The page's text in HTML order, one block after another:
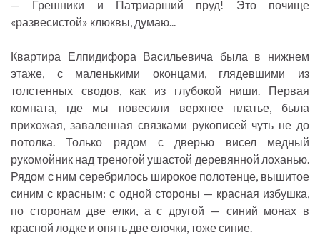
— Грешники и Патриарший пруд! Это почище
«развесистой» клюквы, думаю...
Квартира Елпидифора Васильевича была в нижнем
этаже, с маленькими оконцами, глядевшими из
толстенных сводов, как из глубокой ниши. Первая
комната, где мы повесили верхнее платье, была
прихожая, заваленная связками рукописей чуть не до
потолка. Только рядом с дверью висел медный
рукомойник над треногой ушастой деревянной лоханью.
Рядом с ним серебрилось широкое полотенце, вышитое
синим с красным: с одной стороны — красная избушка,
по сторонам две елки, а с другой — синий монах в
красной лодке и опять две елочки, тоже синие.